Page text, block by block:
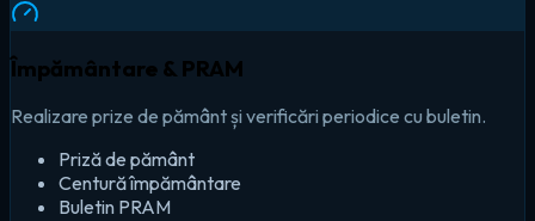
Împământare & PRAM
Realizare prize de pământ și verificări periodice cu buletin.
Priză de pământ
Centură împământare
Buletin PRAM